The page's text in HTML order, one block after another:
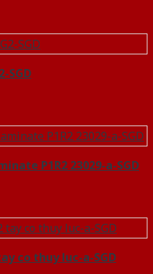
SGD
P1R2 23029-a-SGD
co thuy luc-a-SGD